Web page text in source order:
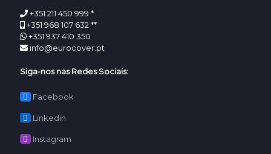
+351 211 450 999 *
+351 968 107 632 **
+351 937 410 350
info@eurocover.pt
Siga-nos nas Redes Sociais:
Facebook
Linkedin
Instagram